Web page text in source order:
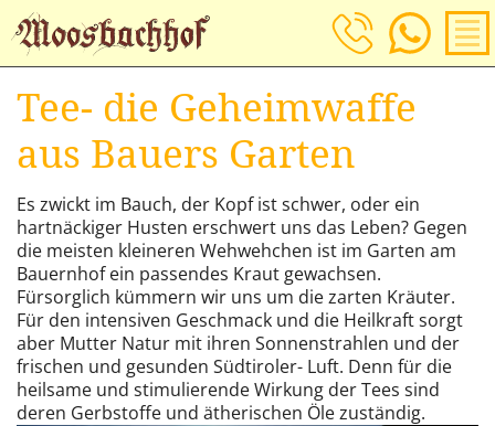
Jetzt Anfragen!
Tee- die Geheimwaffe
aus Bauers Garten
Es zwickt im Bauch, der Kopf ist schwer, oder ein
hartnäckiger Husten erschwert uns das Leben? Gegen
die meisten kleineren Wehwehchen ist im Garten am
Bauernhof ein passendes Kraut gewachsen.
Fürsorglich kümmern wir uns um die zarten Kräuter.
Für den intensiven Geschmack und die Heilkraft sorgt
aber Mutter Natur mit ihren Sonnenstrahlen und der
frischen und gesunden Südtiroler- Luft. Denn für die
heilsame und stimulierende Wirkung der Tees sind
deren Gerbstoffe und ätherischen Öle zuständig.